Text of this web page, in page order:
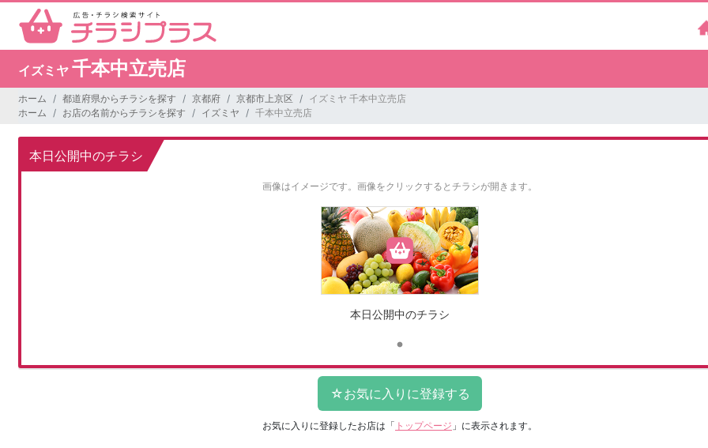
イズミヤ 千本中立売店
ホーム 都道府県からチラシを探す 京都府 京都市上京区
イズミヤ 千本中立売店
ホーム
お店の名前からチラシを探す イズミヤ 千本中立売店
本日公開中のチラシ
画像はイメージです。 画像をクリックするとチラシが開きます。
本日公開中のチラシ
お気に入りに登録したお店は 「 トップページ 」に表示されます。